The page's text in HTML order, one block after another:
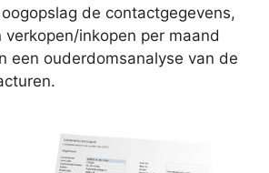
de contactgegevens,
inkopen per maand
een ouderdomsanalyse van de